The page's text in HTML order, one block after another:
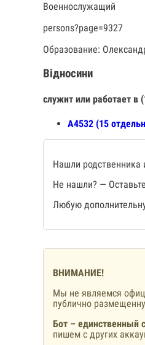
Военнослужащий
persons?page=9327
Образование:
Відносини
служит или работает в
А4532 (15
Нашли родственника
Не нашли? —
Любую
ВНИМАНИЕ!
Мы не являемся
публично
Бот – единственный
пишем с других